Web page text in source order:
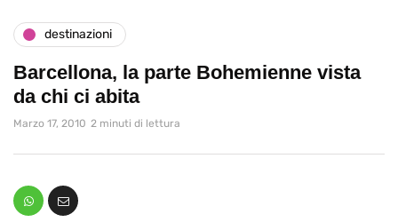
destinazioni
Barcellona, la parte Bohemienne vista
da chi ci abita
Marzo 17, 2010 2 minuti di lettura